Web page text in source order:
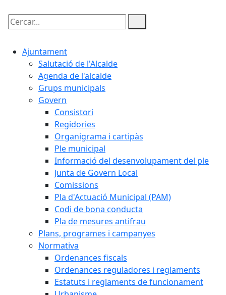
Cercar:
Ajuntament
Salutació de l'Alcalde
Agenda de l'alcalde
Grups municipals
Govern
Consistori
Regidories
Organigrama i cartipàs
Ple municipal
Informació del desenvolupament del ple
Junta de Govern Local
Comissions
Pla d'Actuació Municipal (PAM)
Codi de bona conducta
Pla de mesures antifrau
Plans, programes i campanyes
Normativa
Ordenances fiscals
Ordenances reguladores i reglaments
Estatuts i reglaments de funcionament